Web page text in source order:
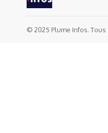
© 2025 Plume Infos.